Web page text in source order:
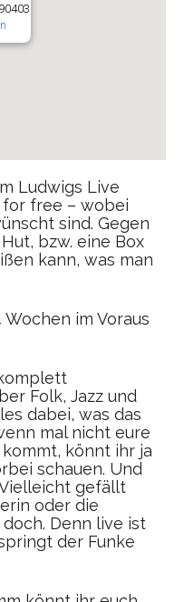
Ludwigs Live
free – wobei
sind. Gegen
bzw. eine Box
kann, was man
im Voraus
Folk, Jazz und
dabei, was das
mal nicht eure
könnt ihr ja
schauen. Und
gefällt
oder die
Denn live ist
der Funke